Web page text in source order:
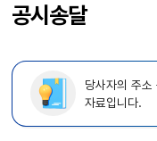
공시송달
당사자의 주
자료입니다.